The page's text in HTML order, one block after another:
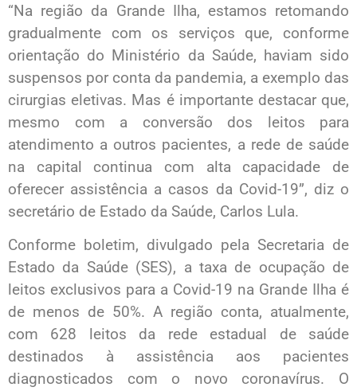
“Na região da Grande Ilha, estamos retomando
gradualmente com os serviços que, conforme
orientação do Ministério da Saúde, haviam sido
suspensos por conta da pandemia, a exemplo das
cirurgias eletivas. Mas é importante destacar que,
mesmo com a conversão dos leitos para
atendimento a outros pacientes, a rede de saúde
na capital continua com alta capacidade de
oferecer assistência a casos da Covid-19”, diz o
secretário de Estado da Saúde, Carlos Lula.
Conforme boletim, divulgado pela Secretaria de
Estado da Saúde (SES), a taxa de ocupação de
leitos exclusivos para a Covid-19 na Grande Ilha é
de menos de 50%. A região conta, atualmente,
com 628 leitos da rede estadual de saúde
destinados à assistência aos pacientes
diagnosticados com o novo coronavírus. O